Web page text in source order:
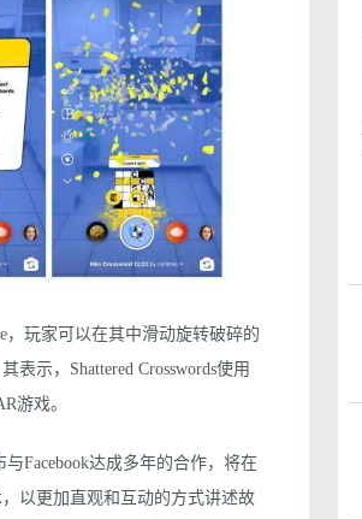
，玩家可以在其中滑动旋转破碎的
示，Shattered Crosswords使用
游戏。
Facebook达成多年的合作，将在
以更加直观和互动的方式讲述故